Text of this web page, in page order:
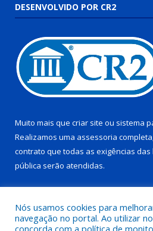
DESENVOLVIDO POR CR2
Muito mais que criar site ou sistema
Realizamos uma assessoria
contrato que todas as exigências das
pública serão atendidas.
Nós usamos cookies para
navegação no portal. Ao utilizar
concorda com a política de